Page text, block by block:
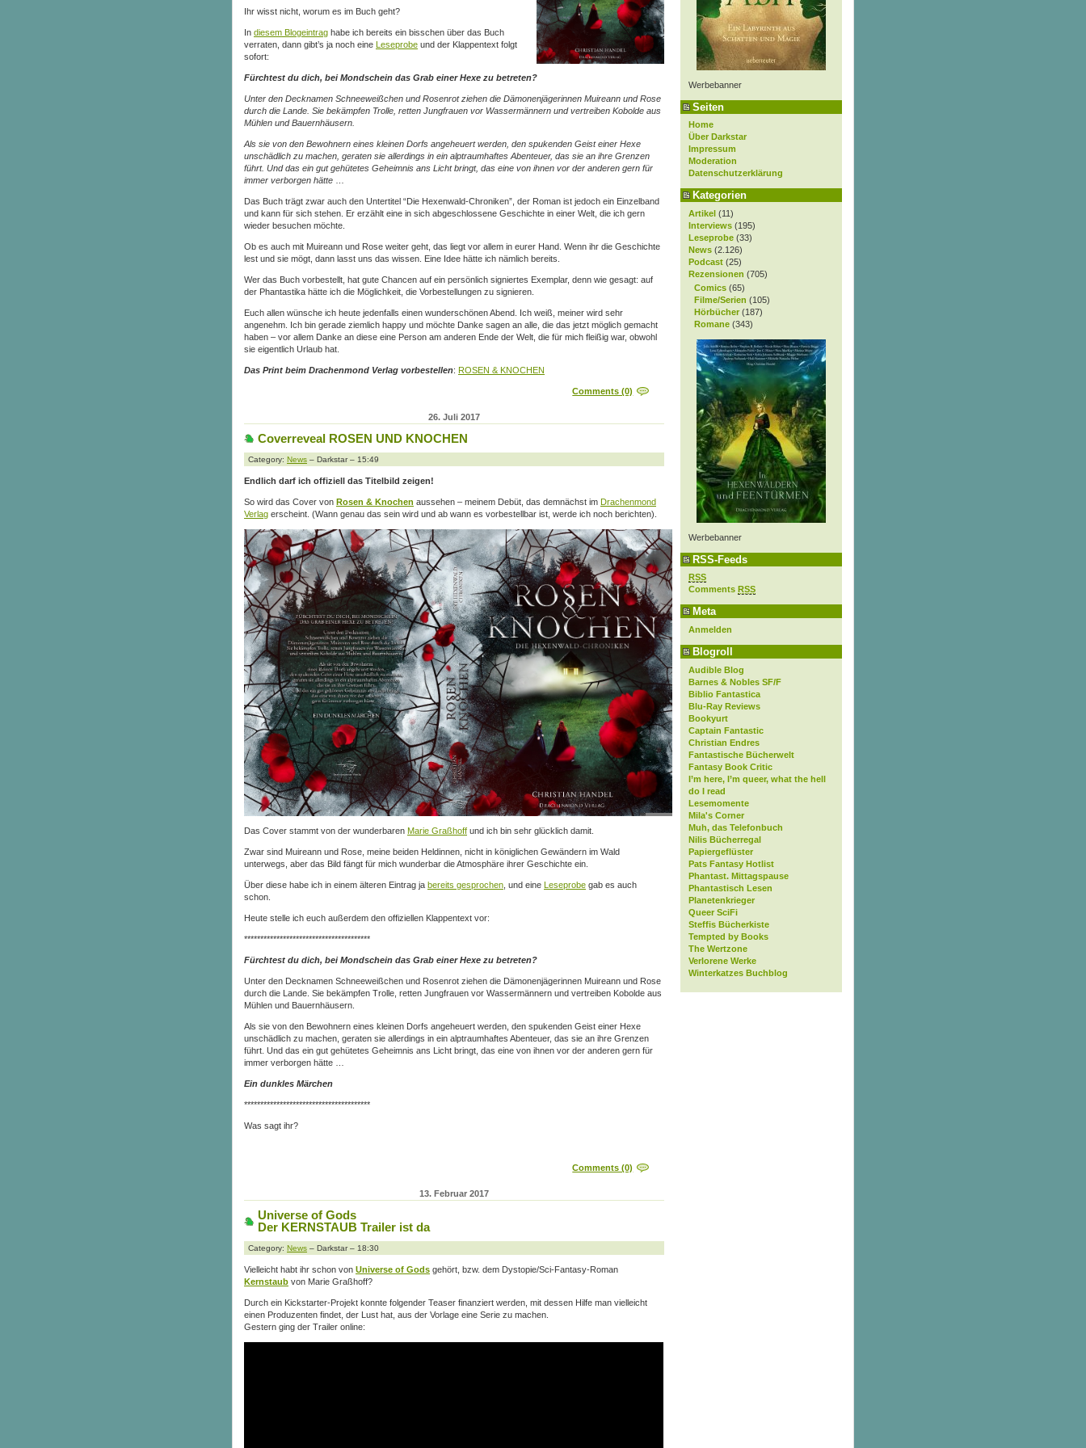
Werbebanner
Seiten
Home
Über Darkstar
Impressum
Moderation
Datenschutzerklärung
Kategorien
Artikel (11)
Interviews (195)
Leseprobe (33)
News (2.126)
Podcast (25)
Rezensionen (705)
Comics (65)
Filme/Serien (105)
Hörbücher (187)
Romane (343)
Werbebanner
RSS-Feeds
RSS
Comments RSS
Meta
Anmelden
Blogroll
Audible Blog
Barnes & Nobles SF/F
Biblio Fantastica
Blu-Ray Reviews
Bookyurt
Captain Fantastic
Christian Endres
Fantastische Bücherwelt
Fantasy Book Critic
I’m here, I’m queer, what the hell
do I read
Lesemomente
Mila's Corner
Muh, das Telefonbuch
Nilis Bücherregal
Papiergeflüster
Pats Fantasy Hotlist
Phantast. Mittagspause
Phantastisch Lesen
Planetenkrieger
Queer SciFi
Steffis Bücherkiste
Tempted by Books
The Wertzone
Verlorene Werke
Winterkatzes Buchblog
Ihr wisst nicht, worum es im Buch geht?
In diesem Blogeintrag habe ich bereits ein bisschen über das Buch
verraten, dann gibt’s ja noch eine Leseprobe und der Klappentext folgt
sofort:
Fürchtest du dich, bei Mondschein das Grab einer Hexe zu betreten?
Unter den Decknamen Schneeweißchen und Rosenrot ziehen die Dämonenjägerinnen Muireann und Rose
durch die Lande. Sie bekämpfen Trolle, retten Jungfrauen vor Wassermännern und vertreiben Kobolde aus
Mühlen und Bauernhäusern.
Als sie von den Bewohnern eines kleinen Dorfs angeheuert werden, den spukenden Geist einer Hexe
unschädlich zu machen, geraten sie allerdings in ein alptraumhaftes Abenteuer, das sie an ihre Grenzen
führt. Und das ein gut gehütetes Geheimnis ans Licht bringt, das eine von ihnen vor der anderen gern für
immer verborgen hätte
Das Buch trägt zwar auch den Untertitel “Die Hexenwald-Chroniken”, der Roman ist jedoch ein Einzelband
und kann für sich stehen. Er erzählt eine in sich abgeschlossene Geschichte in einer Welt, die ich gern
wieder besuchen möchte.
Ob es auch mit Muireann und Rose weiter geht, das liegt vor allem in eurer Hand. Wenn ihr die Geschichte
lest und sie mögt, dann lasst uns das wissen. Eine Idee hätte ich nämlich bereits.
Wer das Buch vorbestellt, hat gute Chancen auf ein persönlich signiertes Exemplar, denn wie gesagt: auf
der Phantastika hätte ich die Möglichkeit, die Vorbestellungen zu signieren.
Euch allen wünsche ich heute jedenfalls einen wunderschönen Abend. Ich weiß, meiner wird sehr
angenehm. Ich bin gerade ziemlich happy und möchte Danke sagen an alle, die das jetzt möglich gemacht
haben – vor allem Danke an diese eine Person am anderen Ende der Welt, die für mich fleißig war, obwohl
sie eigentlich Urlaub hat.
Das Print beim Drachenmond Verlag vorbestellen: ROSEN & KNOCHEN
Comments (0)
26. Juli 2017
Coverreveal ROSEN UND KNOCHEN
Category: News – Darkstar – 15:49
Endlich darf ich offiziell das Titelbild zeigen!
So wird das Cover von Rosen & Knochen aussehen – meinem Debüt, das demnächst im Drachenmond
Verlag erscheint. (Wann genau das sein wird und ab wann es vorbestellbar ist, werde ich noch berichten).
Das Cover stammt von der wunderbaren Marie Graßhoff und ich bin sehr glücklich damit.
Zwar sind Muireann und Rose, meine beiden Heldinnen, nicht in königlichen Gewändern im Wald
unterwegs, aber das Bild fängt für mich wunderbar die Atmosphäre ihrer Geschichte ein.
Über diese habe ich in einem älteren Eintrag ja bereits gesprochen , und eine Leseprobe gab es auch
schon.
Heute stelle ich euch außerdem den offiziellen Klappentext vor:
***************************************
Fürchtest du dich, bei Mondschein das Grab einer Hexe zu betreten?
Unter den Decknamen Schneeweißchen und Rosenrot ziehen die Dämonenjägerinnen Muireann und Rose
durch die Lande. Sie bekämpfen Trolle, retten Jungfrauen vor Wassermännern und vertreiben Kobolde aus
Mühlen und Bauernhäusern.
Als sie von den Bewohnern eines kleinen Dorfs angeheuert werden, den spukenden Geist einer Hexe
unschädlich zu machen, geraten sie allerdings in ein alptraumhaftes Abenteuer, das sie an ihre Grenzen
führt. Und das ein gut gehütetes Geheimnis ans Licht bringt, das eine von ihnen vor der anderen gern für
immer verborgen hätte …
Ein dunkles Märchen
***************************************
Was sagt ihr?
Comments (0)
13. Februar 2017
Universe of Gods
Der KERNSTAUB Trailer ist da
Category: News – Darkstar – 18:30
Vielleicht habt ihr schon von Universe of Gods gehört, bzw. dem Dystopie/Sci-Fantasy-Roman
Kernstaub von Marie Graßhoff?
Durch ein Kickstarter-Projekt konnte folgender Teaser finanziert werden, mit dessen Hilfe man vielleicht
einen Produzenten findet, der Lust hat, aus der Vorlage eine Serie zu machen.
Gestern ging der Trailer online: